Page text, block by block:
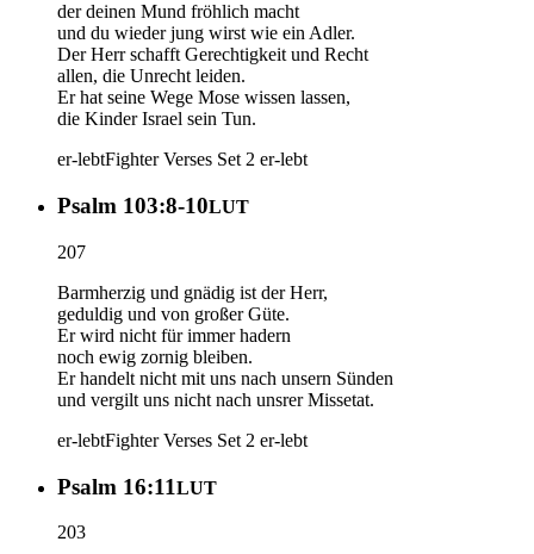
der deinen Mund fröhlich macht
und du wieder jung wirst wie ein Adler.
Der Herr schafft Gerechtigkeit und Recht
allen, die Unrecht leiden.
Er hat seine Wege Mose wissen lassen,
die Kinder Israel sein Tun.
er-lebtFighter Verses Set 2 er-lebt
Psalm 103:8-10LUT
207
Barmherzig und gnädig ist der Herr,
geduldig und von großer Güte.
Er wird nicht für immer hadern
noch ewig zornig bleiben.
Er handelt nicht mit uns nach unsern Sünden
und vergilt uns nicht nach unsrer Missetat.
er-lebtFighter Verses Set 2 er-lebt
Psalm 16:11LUT
203